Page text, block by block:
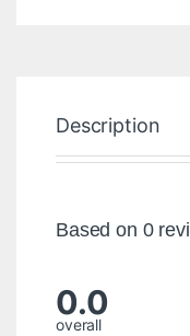
Description
Based on 0
0.0
overall